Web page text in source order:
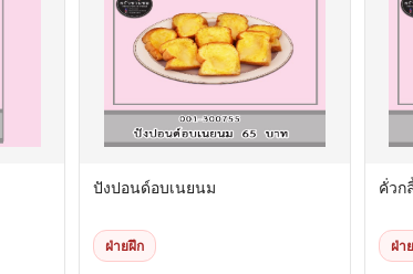
ปังปอนด์อบเนยนม
ฝ่ายฝึก
คั่วก
ฝ่า